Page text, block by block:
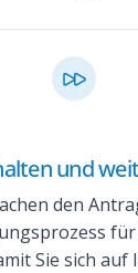
und
den
Sie sich auf